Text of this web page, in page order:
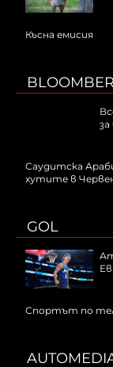
Късна емисия
Саудитска
хутите в
GOL
Спортът по